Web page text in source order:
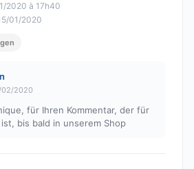
2020 à 17h40
01/2020
02/2020
für Ihren Kommentar, der für
bis bald in unserem Shop